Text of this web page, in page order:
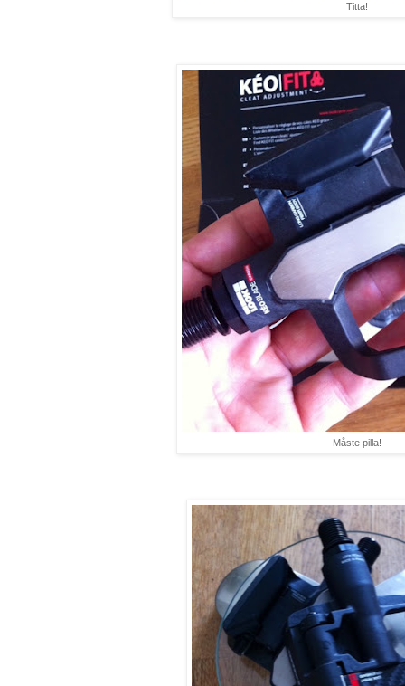
Titta!
Måste pilla!